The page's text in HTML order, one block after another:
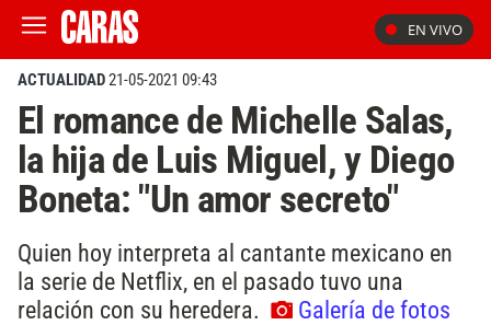
EN VIVO
ACTUALIDAD21-05-2021 09:43
El romance de Michelle Salas,
la hija de Luis Miguel, y Diego
Boneta: "Un amor secreto"
Quien hoy interpreta al cantante mexicano en
la serie de Netflix, en el pasado tuvo una
relación con su heredera.
Galería de fotos